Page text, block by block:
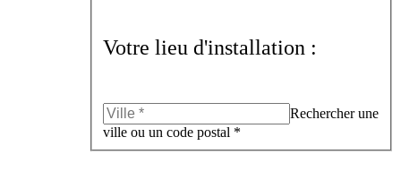
Votre lieu d'installation :
Rechercher une
ville ou un code postal *